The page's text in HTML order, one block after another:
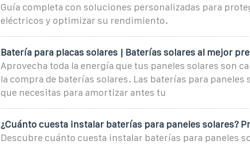
Guía completa con soluciones personalizadas para
eléctricos y optimizar su rendimiento.
Batería para placas solares | Baterías solares al mejor
Aprovecha toda la energía que tus paneles solares son
la compra de baterías solares. Las baterías para paneles
que necesitas para amortizar antes tu
¿Cuánto cuesta instalar baterías para paneles solares?
Descubre cuánto cuesta instalar baterías para paneles